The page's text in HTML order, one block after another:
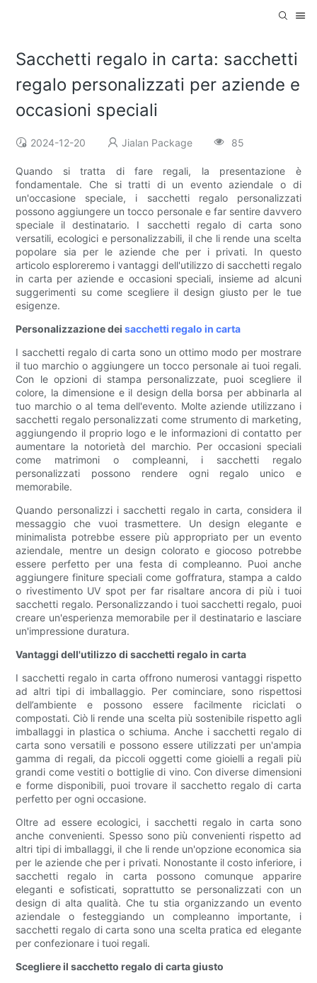
Sacchetti regalo in carta: sacchetti
regalo personalizzati per aziende e
occasioni speciali
2024-12-20 Jialan Package 85
Quando si tratta di fare regali, la presentazione è
fondamentale. Che si tratti di un evento aziendale o di
un'occasione speciale, i sacchetti regalo personalizzati
possono aggiungere un tocco personale e far sentire davvero
speciale il destinatario. I sacchetti regalo di carta sono
versatili, ecologici e personalizzabili, il che li rende una scelta
popolare sia per le aziende che per i privati. In questo
articolo esploreremo i vantaggi dell'utilizzo di sacchetti regalo
in carta per aziende e occasioni speciali, insieme ad alcuni
suggerimenti su come scegliere il design giusto per le tue
esigenze.
Personalizzazione deisacchetti regalo in carta
I sacchetti regalo di carta sono un ottimo modo per mostrare
il tuo marchio o aggiungere un tocco personale ai tuoi regali.
Con le opzioni di stampa personalizzate, puoi scegliere il
colore, la dimensione e il design della borsa per abbinarla al
tuo marchio o al tema dell'evento. Molte aziende utilizzano i
sacchetti regalo personalizzati come strumento di marketing,
aggiungendo il proprio logo e le informazioni di contatto per
aumentare la notorietà del marchio. Per occasioni speciali
come matrimoni o compleanni, i sacchetti regalo
personalizzati possono rendere ogni regalo unico e
memorabile.
Quando personalizzi i sacchetti regalo in carta, considera il
messaggio che vuoi trasmettere. Un design elegante e
minimalista potrebbe essere più appropriato per un evento
aziendale, mentre un design colorato e giocoso potrebbe
essere perfetto per una festa di compleanno. Puoi anche
aggiungere finiture speciali come goffratura, stampa a caldo
o rivestimento UV spot per far risaltare ancora di più i tuoi
sacchetti regalo. Personalizzando i tuoi sacchetti regalo, puoi
creare un'esperienza memorabile per il destinatario e lasciare
un'impressione duratura.
Vantaggi dell'utilizzo di sacchetti regalo in carta
I sacchetti regalo in carta offrono numerosi vantaggi rispetto
ad altri tipi di imballaggio. Per cominciare, sono rispettosi
dell’ambiente e possono essere facilmente riciclati o
compostati. Ciò li rende una scelta più sostenibile rispetto agli
imballaggi in plastica o schiuma. Anche i sacchetti regalo di
carta sono versatili e possono essere utilizzati per un'ampia
gamma di regali, da piccoli oggetti come gioielli a regali più
grandi come vestiti o bottiglie di vino. Con diverse dimensioni
e forme disponibili, puoi trovare il sacchetto regalo di carta
perfetto per ogni occasione.
Oltre ad essere ecologici, i sacchetti regalo in carta sono
anche convenienti. Spesso sono più convenienti rispetto ad
altri tipi di imballaggi, il che li rende un'opzione economica sia
per le aziende che per i privati. Nonostante il costo inferiore, i
sacchetti regalo in carta possono comunque apparire
eleganti e sofisticati, soprattutto se personalizzati con un
design di alta qualità. Che tu stia organizzando un evento
aziendale o festeggiando un compleanno importante, i
sacchetti regalo di carta sono una scelta pratica ed elegante
per confezionare i tuoi regali.
Scegliere il sacchetto regalo di carta giusto